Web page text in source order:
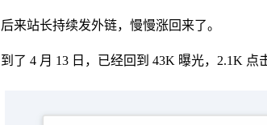
后来站长持续发外链，慢慢涨回来了。
到了 4 月 13 日，已经回到 43K 曝光，2.1K 点